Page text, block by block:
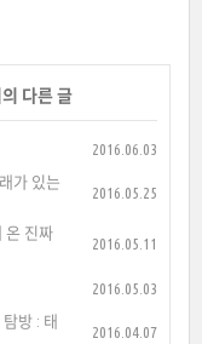
다른 글
2016.06.03
가 있는
2016.05.25
온 진짜
2016.05.11
2016.05.03
방 : 태
2016.04.07